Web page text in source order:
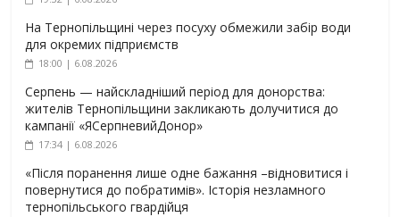
На Тернопільщині через посуху обмежили забір води
для окремих підприємств
18:00 | 6.08.2026
Серпень — найскладніший період для донорства:
жителів Тернопільщини закликають долучитися до
кампанії «ЯСерпневийДонор»
17:34 | 6.08.2026
«Після поранення лише одне бажання –відновитися і
повернутися до побратимів». Історія незламного
тернопільського гвардійця